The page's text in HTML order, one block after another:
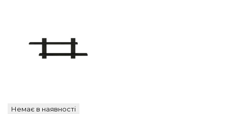
Немає в наявності